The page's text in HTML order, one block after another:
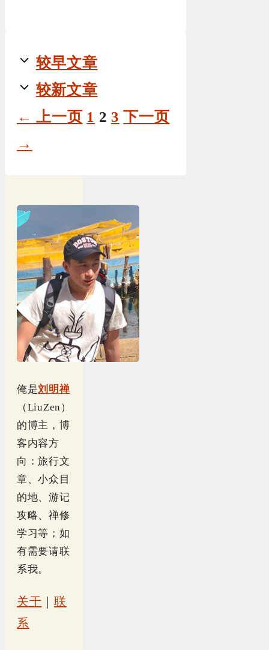
较早文章
较新文章
← 上一页 页
1 页
2 页
3 下一页
→
俺是刘明禅
（LiuZen）
的博主，博
客内容方
向：旅行文
章、小众目
的地、游记
攻略、禅修
学习等；如
有需要请联
系我。
关于 ｜联
系